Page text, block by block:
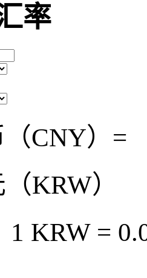
率
CNY）=
KRW）
1 KRW =